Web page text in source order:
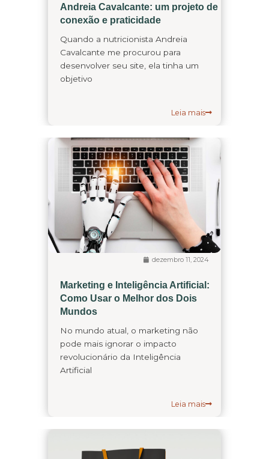
Andreia Cavalcante: um projeto de
conexão e praticidade
Quando a nutricionista Andreia
Cavalcante me procurou para
desenvolver seu site, ela tinha um
objetivo
Leia mais
dezembro 11, 2024
Marketing e Inteligência Artificial:
Como Usar o Melhor dos Dois
Mundos
No mundo atual, o marketing não
pode mais ignorar o impacto
revolucionário da Inteligência
Artificial
Leia mais